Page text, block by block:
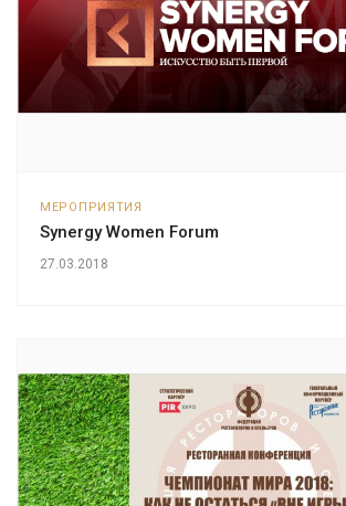
МЕРОПРИЯТИЯ
Synergy Women Forum
27.03.2018